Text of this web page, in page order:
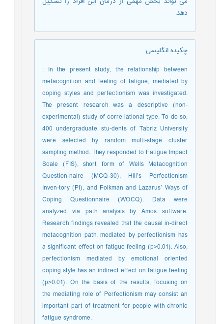
دهد.
چکیده انگلیسی:
: In the present study, the relationship between
metacognition and feeling of fatigue, mediated by
coping styles and perfectionism was investigated.
The present research was a descriptive (non-
experimental) study of corre-lational type. To do so,
400 undergraduate stu-dents of Tabriz University
were selected by random multi-stage cluster
sampling method. They responded to Fatigue Impact
Scale (FIS), short form of Wells Metacognition
Question-naire (MCQ-30), Hill’s Perfectionism
Inven-tory (PI), and Folkman and Lazarus’ Ways of
Coping Questionnaire (WOCQ). Data were
analyzed via path analysis by Amos software.
Research findings revealed that the causal in-direct
metacognition path, mediated by perfectionism has
a significant effect on fatigue feeling (p>0.01). Also,
perfectionism mediated by emotional oriented
coping style has an indirect effect on fatigue feeling
(p>0.01). On the basis of the results, focusing on
the mediating role of Perfectionism may consist an
important part of treatment for people with chronic
fatigue syndrome.